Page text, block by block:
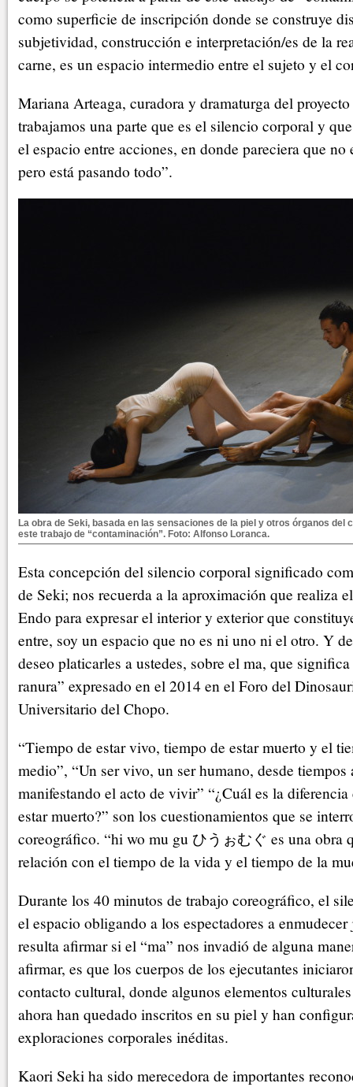
como superficie de inscripción donde se construye
subjetividad, construcción e interpretación/es de la
carne, es un espacio intermedio entre el sujeto y el
Mariana Arteaga, curadora y dramaturga del
trabajamos una parte que es el silencio corporal y
el espacio entre acciones, en donde pareciera que no
pero está pasando todo”.
La obra de Seki, basada en las sensaciones de la piel y otros órganos del
este trabajo de “contaminación”. Foto: Alfonso Loranca.
Esta concepción del silencio corporal significado
de Seki; nos recuerda a la aproximación que realiza
Endo para expresar el interior y exterior que
entre, soy un espacio que no es ni uno ni el otro. Y
deseo platicarles a ustedes, sobre el ma, que
ranura” expresado en el 2014 en el Foro del
Universitario del Chopo.
“Tiempo de estar vivo, tiempo de estar muerto y el
medio”, “Un ser vivo, un ser humano, desde tiempos
manifestando el acto de vivir” “¿Cuál es la
estar muerto?” son los cuestionamientos que se
coreográfico. “hi wo mu gu ひうぉむぐ es una obra
relación con el tiempo de la vida y el tiempo de la
Durante los 40 minutos de trabajo coreográfico, el
el espacio obligando a los espectadores a
resulta afirmar si el “ma” nos invadió de alguna
afirmar, es que los cuerpos de los ejecutantes
contacto cultural, donde algunos elementos
ahora han quedado inscritos en su piel y han
exploraciones corporales inéditas.
Kaori Seki ha sido merecedora de importantes